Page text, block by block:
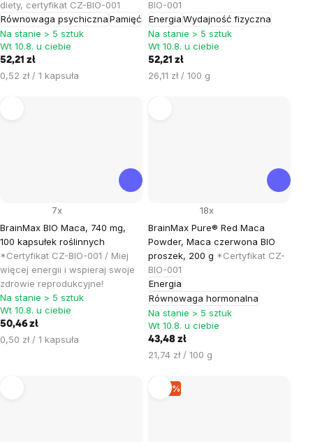
diety, certyfikat CZ-BIO-001
Równowaga psychicznaPamięć
Na stanie > 5 sztuk
Wt 10.8. u ciebie
52,21 zł
Cena
0,52 zł / 1 kapsuła
BIO-001
EnergiaWydajność fizyczna
Na stanie > 5 sztuk
Wt 10.8. u ciebie
52,21 zł
Cena
26,11 zł / 100 g
BrainMax BIO Maca, 740 mg,
100 kapsułek roślinnych
*Certyfikat CZ-BIO-001 / Miej
więcej energii i wspieraj swoje
zdrowie reprodukcyjne!
7x
Na stanie > 5 sztuk
Wt 10.8. u ciebie
50,46 zł
Cena
0,50 zł / 1 kapsuła
BrainMax Pure® Red Maca
Powder, Maca czerwona BIO
proszek, 200 g *Certyfikat CZ-
BIO-001
Energia
Równowaga hormonalna
18x
Na stanie > 5 sztuk
Wt 10.8. u ciebie
43,48 zł
Cena
21,74 zł / 100 g
–19 %